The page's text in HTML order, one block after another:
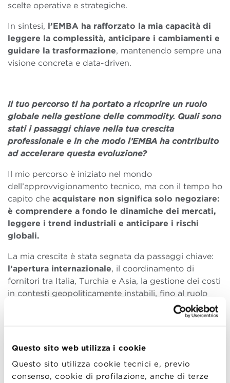
Questo sito web utilizza i cookie
Questo sito utilizza cookie tecnici e, previo
consenso, cookie di profilazione, anche di terze
scelte operative e strategiche.
In sintesi, l’EMBA ha rafforzato la mia capacità di
leggere la complessità, anticipare i cambiamenti e
guidare la trasformazione, mantenendo sempre una
visione concreta e data-driven.
Il tuo percorso ti ha portato a ricoprire un ruolo
globale nella gestione delle commodity. Quali sono
stati i passaggi chiave nella tua crescita
professionale e in che modo l’EMBA ha contribuito
ad accelerare questa evoluzione?
Il mio percorso è iniziato nel mondo
dell’approvvigionamento tecnico, ma con il tempo ho
capito che acquistare non significa solo negoziare:
è comprendere a fondo le dinamiche dei mercati,
leggere i trend industriali e anticipare i rischi
globali.
La mia crescita è stata segnata da passaggi chiave:
l’apertura internazionale, il coordinamento di
fornitori tra Italia, Turchia e Asia, la gestione dei costi
in contesti geopoliticamente instabili, fino al ruolo
globale nella gestione delle commodity per il gruppo
I corsi di Operations e Business Transformation mi
hanno aiutato a tradurre concetti di Industry 4.0 e
supply chain digitale in progetti concreti, mentre